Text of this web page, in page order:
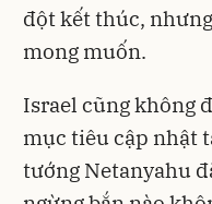
đột kết thúc,
mong muốn.
Israel cũng không
mục tiêu cập nhật
tướng Netanyahu